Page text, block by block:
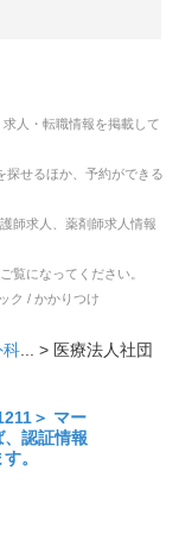
求人・転職情報を掲載して
探せるほか、予約ができる
師求人、薬剤師求人情報
覧になってください。
ク / かかりつけ
科... > 医療法人社団